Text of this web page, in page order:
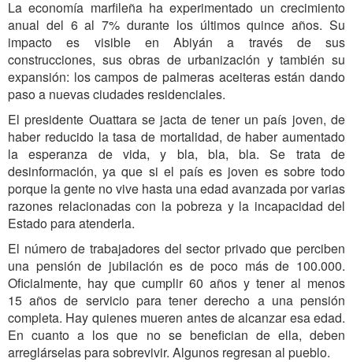
La economía marfileña ha experimentado un crecimiento
anual del 6 al 7% durante los últimos quince años. Su
impacto es visible en Abiyán a través de sus
construcciones, sus obras de urbanización y también su
expansión: los campos de palmeras aceiteras están dando
paso a nuevas ciudades residenciales.
El presidente Ouattara se jacta de tener un país joven, de
haber reducido la tasa de mortalidad, de haber aumentado
la esperanza de vida, y bla, bla, bla. Se trata de
desinformación, ya que si el país es joven es sobre todo
porque la gente no vive hasta una edad avanzada por varias
razones relacionadas con la pobreza y la incapacidad del
Estado para atenderla.
El número de trabajadores del sector privado que perciben
una pensión de jubilación es de poco más de 100.000.
Oficialmente, hay que cumplir 60 años y tener al menos
15 años de servicio para tener derecho a una pensión
completa. Hay quienes mueren antes de alcanzar esa edad.
En cuanto a los que no se benefician de ella, deben
arreglárselas para sobrevivir. Algunos regresan al pueblo.